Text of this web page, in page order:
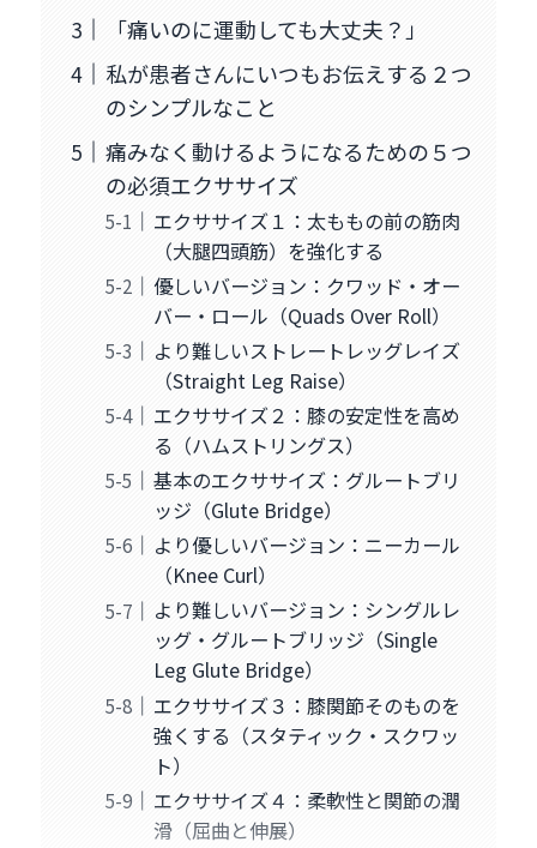
「痛いのに運動しても大丈夫？」
私が患者さんにいつもお伝えする２つ
のシンプルなこと
痛みなく動けるようになるための５つ
の必須エクササイズ
エクササイズ１：太ももの前の筋肉
（大腿四頭筋）を強化する
優しいバージョン：クワッド・オー
バー・ロール（Quads Over Roll）
より難しいストレートレッグレイズ
（Straight Leg Raise）
エクササイズ２：膝の安定性を高め
る（ハムストリングス）
基本のエクササイズ：グルートブリ
ッジ（Glute Bridge）
より優しいバージョン：ニーカール
（Knee Curl）
より難しいバージョン：シングルレ
ッグ・グルートブリッジ（Single
Leg Glute Bridge）
エクササイズ３：膝関節そのものを
強くする（スタティック・スクワッ
ト）
エクササイズ４：柔軟性と関節の潤
滑（屈曲と伸展）